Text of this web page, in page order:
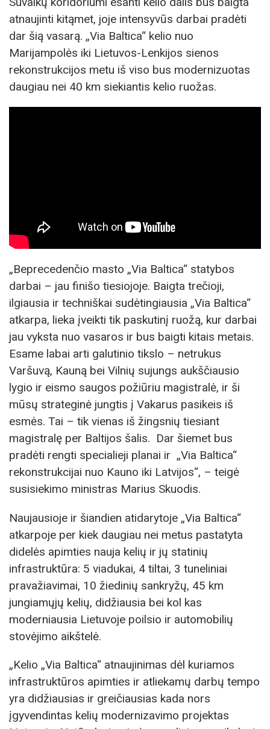
atnaujinti kitąmet, joje intensyvūs darbai pradėti
dar šią vasarą. „Via Baltica“ kelio nuo
Marijampolės iki Lietuvos-Lenkijos sienos
rekonstrukcijos metu iš viso bus modernizuotas
daugiau nei 40 km siekiantis kelio ruožas.
„Beprecedenčio masto „Via Baltica“ statybos
darbai – jau finišo tiesiojoje. Baigta trečioji,
ilgiausia ir techniškai sudėtingiausia „Via Baltica“
atkarpa, lieka įveikti tik paskutinį ruožą, kur darbai
jau vyksta nuo vasaros ir bus baigti kitais metais.
Esame labai arti galutinio tikslo – netrukus
Varšuvą, Kauną bei Vilnių sujungs aukščiausio
lygio ir eismo saugos požiūriu magistralė, ir ši
mūsų strateginė jungtis į Vakarus pasikeis iš
esmės. Tai – tik vienas iš žingsnių tiesiant
magistralę per Baltijos šalis. Dar šiemet bus
pradėti rengti specialieji planai ir „Via Baltica“
rekonstrukcijai nuo Kauno iki Latvijos“, – teigė
susisiekimo ministras Marius Skuodis.
Naujausioje ir šiandien atidarytoje „Via Baltica“
atkarpoje per kiek daugiau nei metus pastatyta
didelės apimties nauja kelių ir jų statinių
infrastruktūra: 5 viadukai, 4 tiltai, 3 tuneliniai
pravažiavimai, 10 žiedinių sankryžų, 45 km
jungiamųjų kelių, didžiausia bei kol kas
moderniausia Lietuvoje poilsio ir automobilių
stovėjimo aikštelė.
„Kelio „Via Baltica“ atnaujinimas dėl kuriamos
infrastruktūros apimties ir atliekamų darbų tempo
yra didžiausias ir greičiausias kada nors
įgyvendintas kelių modernizavimo projektas